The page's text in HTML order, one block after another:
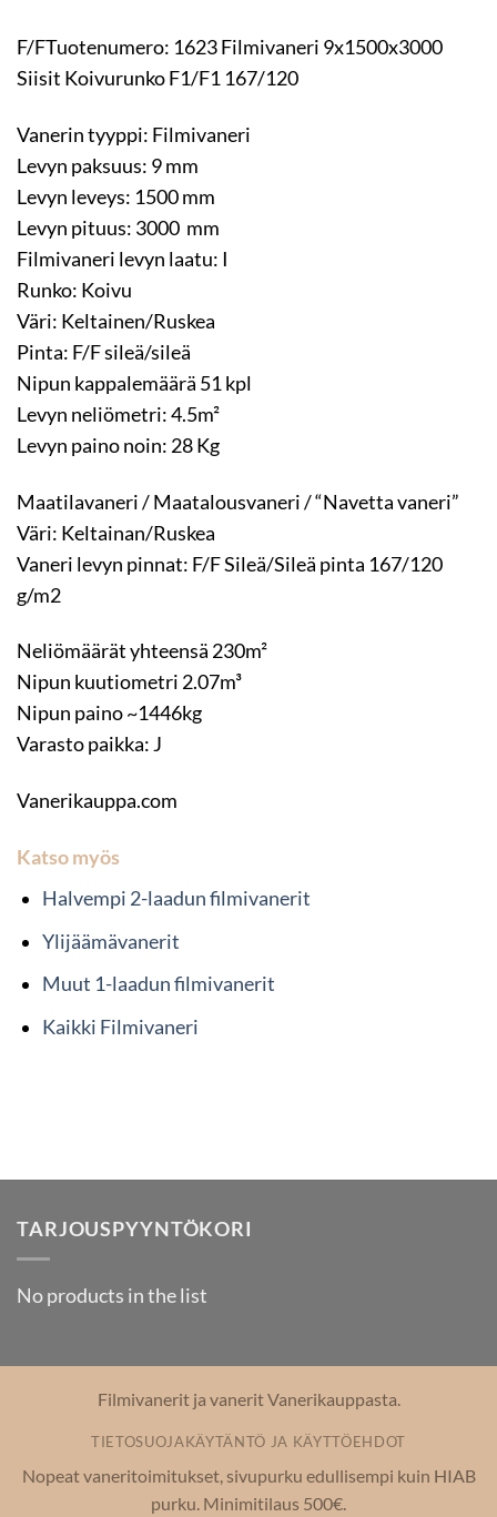
F/FTuotenumero: 1623 Filmivaneri 9x1500x3000
Siisit Koivurunko F1/F1 167/120
Vanerin tyyppi: Filmivaneri
Levyn paksuus: 9 mm
Levyn leveys: 1500 mm
Levyn pituus: 3000 mm
Filmivaneri levyn laatu: I
Runko: Koivu
Väri: Keltainen/Ruskea
Pinta: F/F sileä/sileä
Nipun kappalemäärä 51 kpl
Levyn neliömetri: 4.5m²
Levyn paino noin: 28 Kg
Maatilavaneri / Maatalousvaneri / “Navetta vaneri”
Väri: Keltainan/Ruskea
Vaneri levyn pinnat: F/F Sileä/Sileä pinta 167/120
g/m2
Neliömäärät yhteensä 230m²
Nipun kuutiometri 2.07m³
Nipun paino ~1446kg
Varasto paikka: J
Vanerikauppa.com
Katso myös
Halvempi 2-laadun filmivanerit
Ylijäämävanerit
Muut 1-laadun filmivanerit
Kaikki Filmivaneri
TARJOUSPYYNTÖKORI
No products in the list
Filmivanerit ja vanerit Vanerikauppasta.
TIETOSUOJAKÄYTÄNTÖ JA KÄYTTÖEHDOT
Nopeat vaneritoimitukset, sivupurku edullisempi kuin HIAB
purku. Minimitilaus 500€.